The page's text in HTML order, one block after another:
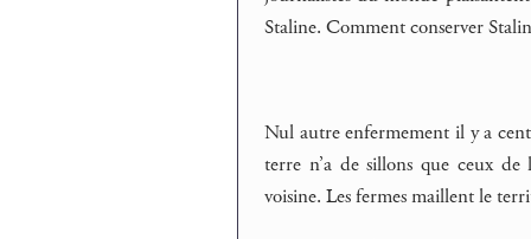
Staline. Comment conserver
Nul autre enfermement il y a
terre n’a de sillons que ceux
voisine. Les fermes maillent le